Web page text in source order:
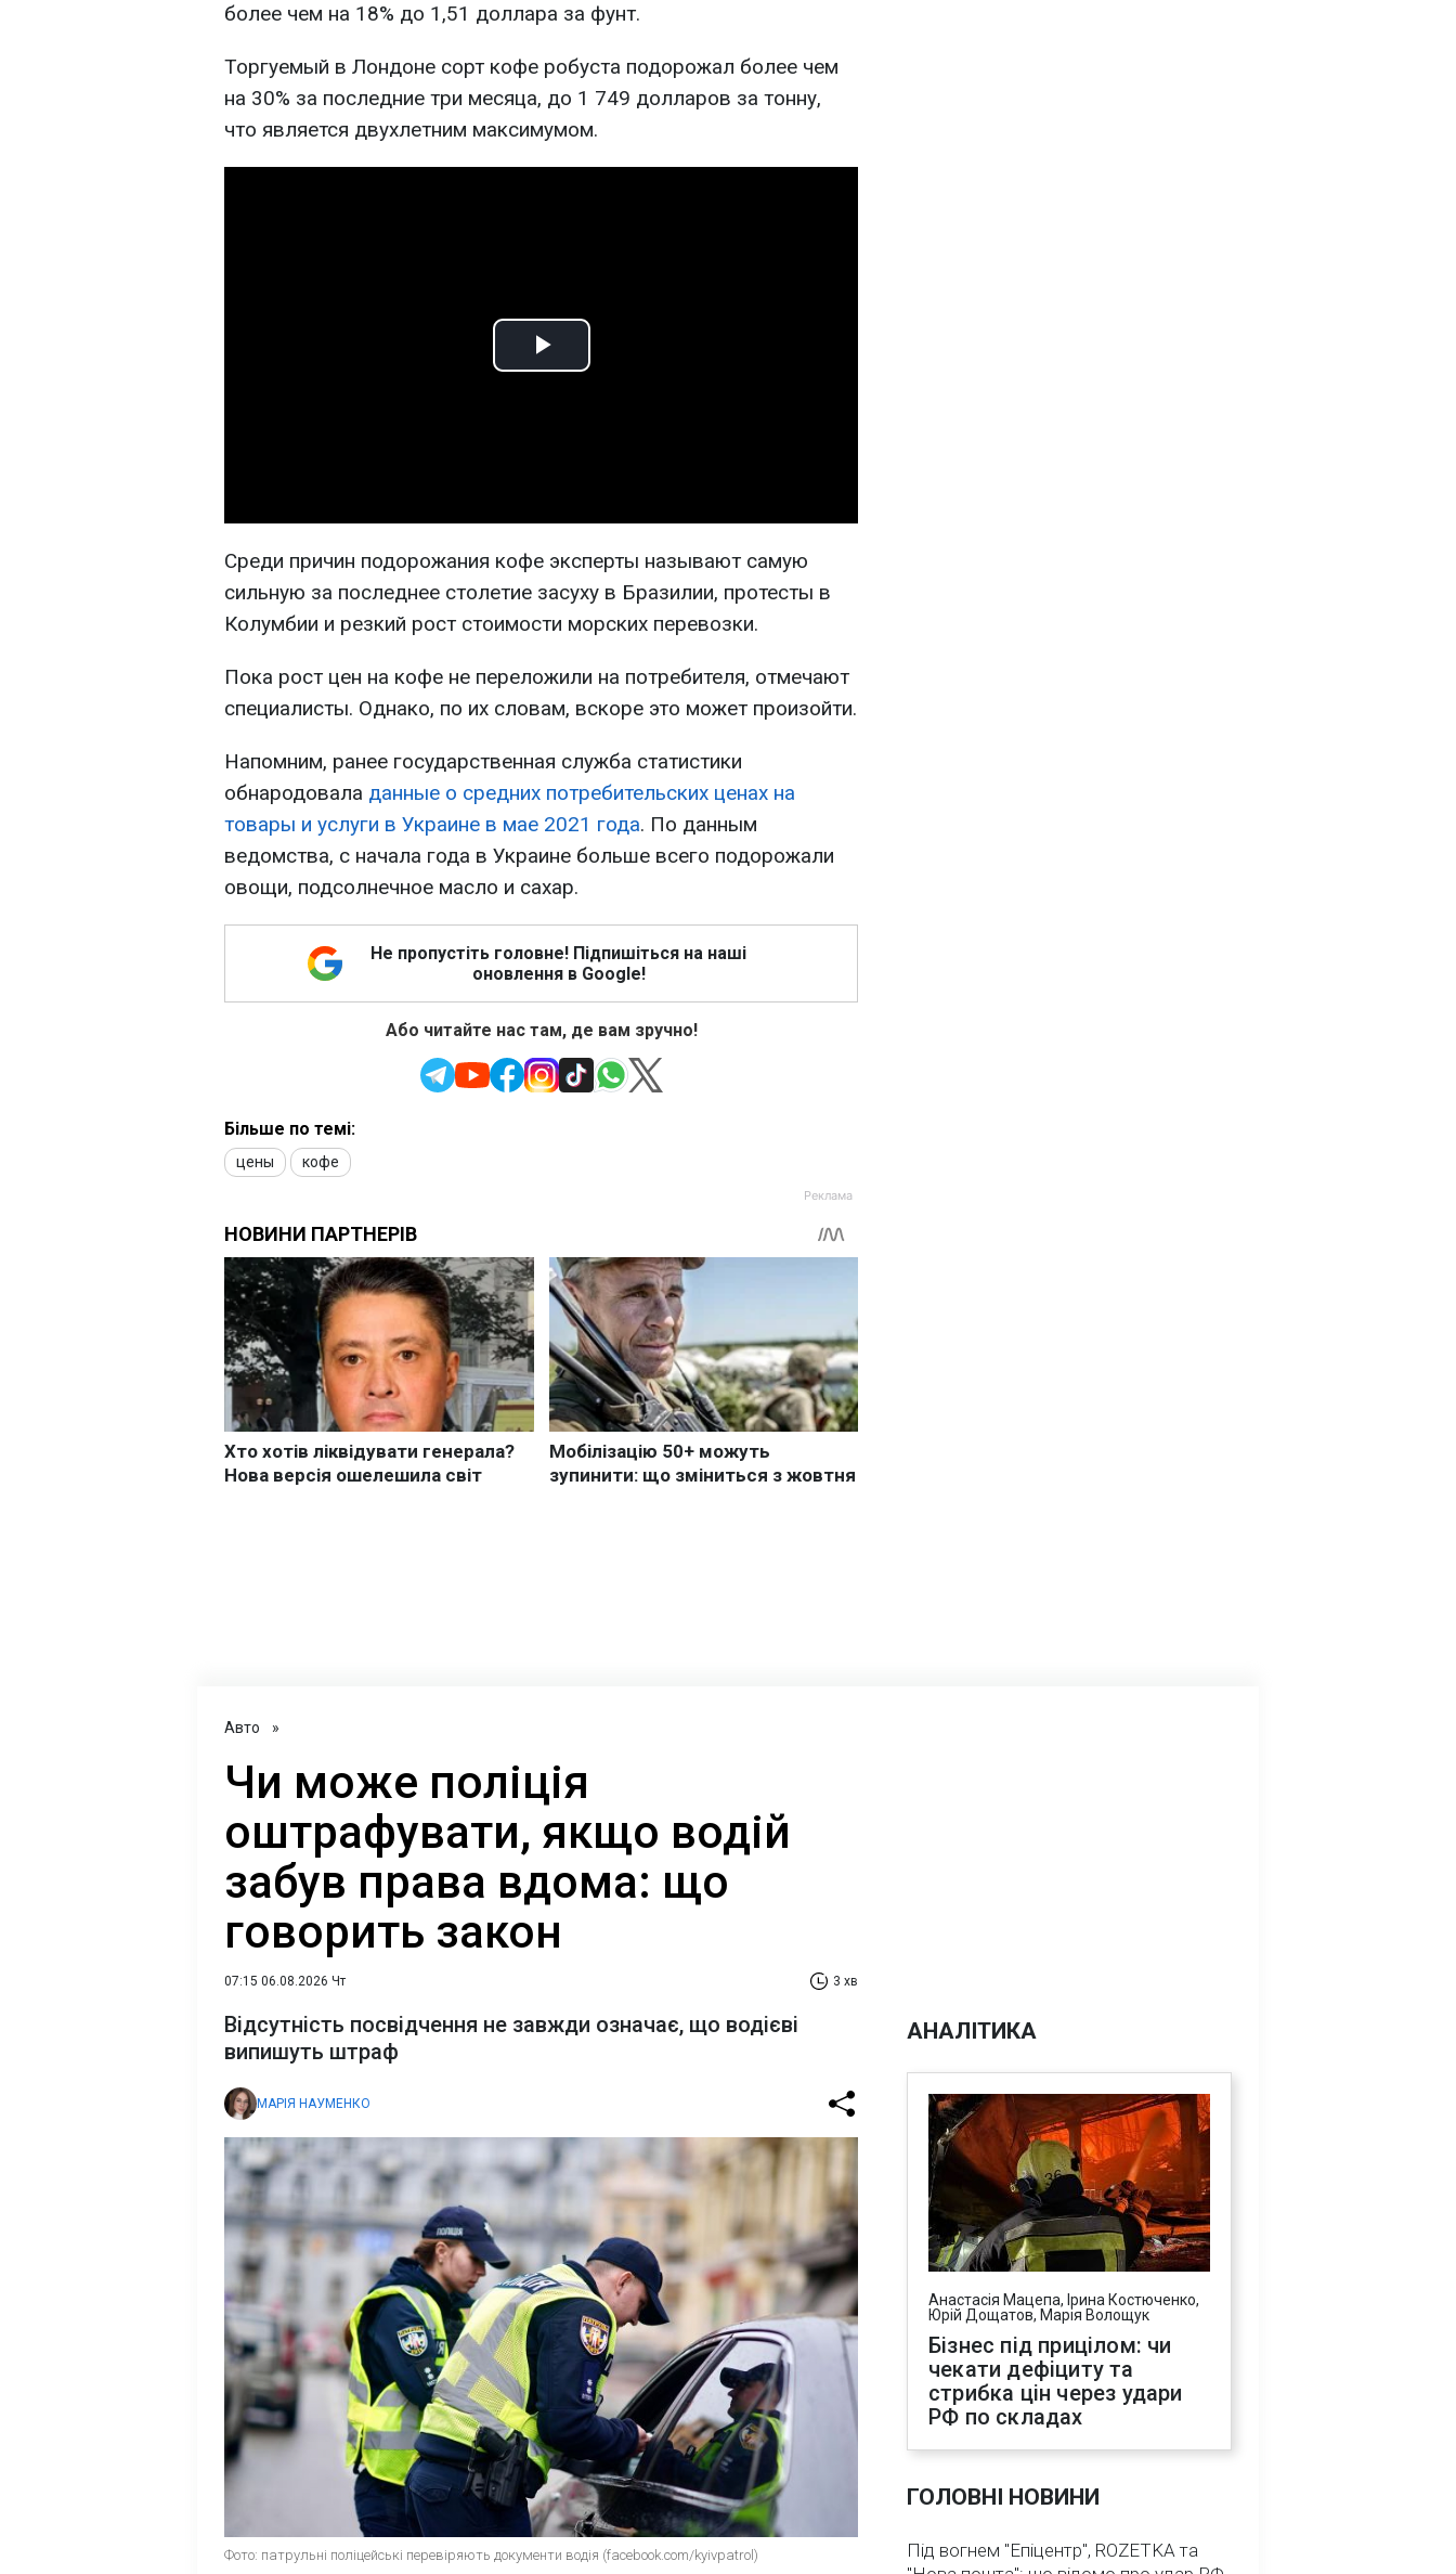
более чем на 18% до 1,51 доллара за фунт.
Торгуемый в Лондоне сорт кофе робуста подорожал более чем
на 30% за последние три месяца, до 1 749 долларов за тонну,
что является двухлетним максимумом.
Play
Среди причин подорожания кофе эксперты называют самую
сильную за последнее столетие засуху в Бразилии, протесты в
Колумбии и резкий рост стоимости морских перевозки.
Пока рост цен на кофе не переложили на потребителя, отмечают
специалисты. Однако, по их словам, вскоре это может произойти.
Напомним, ранее государственная служба статистики
обнародовала данные о средних потребительских ценах на
товары и услуги в Украине в мае 2021 года. По данным
ведомства, с начала года в Украине больше всего подорожали
овощи, подсолнечное масло и сахар.
Не пропустіть головне! Підпишіться на наші
оновлення в Google!
Або читайте нас там, де вам зручно!
Більше по темі:
цены кофе
Авто »
Чи може поліція
оштрафувати, якщо водій
забув права вдома: що
говорить закон
07:15 06.08.2026 Чт 3 хв
Відсутність посвідчення не завжди означає, що водієві
випишуть штраф
МАРІЯ НАУМЕНКО
Фото: патрульні поліцейські перевіряють документи водія (facebook.com/kyivpatrol)
АНАЛІТИКА
Анастасія Мацепа, Ірина Костюченко,
Юрій Дощатов, Марія Волощук
Бізнес під прицілом: чи
чекати дефіциту та
стрибка цін через удари
РФ по складах
ГОЛОВНІ НОВИНИ
Під вогнем "Епіцентр", ROZETKA та